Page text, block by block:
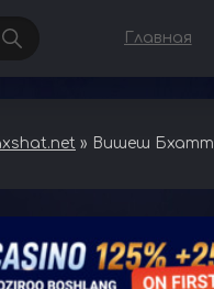
Главная
» Вишеш Бхатт